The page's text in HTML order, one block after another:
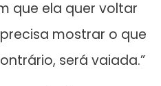
que ela quer voltar
mostrar o que
será vaiada.”